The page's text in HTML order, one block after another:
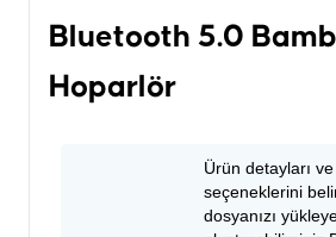
Bluetooth 5.0
Hoparlör
Ürün detayları
seçeneklerini
dosyanızı